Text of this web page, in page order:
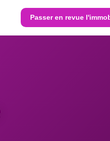
Passer en revue